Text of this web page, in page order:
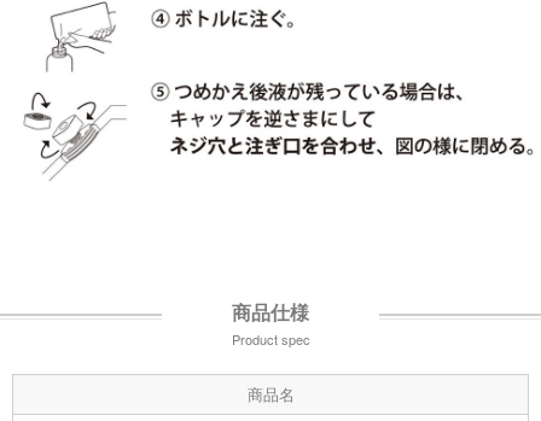
商品仕様
Product spec
商品名